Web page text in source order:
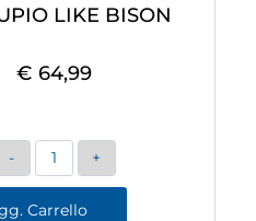
LIKE BISON
€ 64,99
Quantità
Carrello